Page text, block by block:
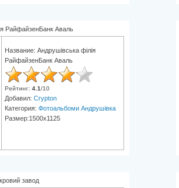
РайфайзенБанк Аваль
Название: Андрушівська філія
РайфайзенБанк Аваль
Рейтинг: 4.1/10
Добавил: Crypton
Категория: Фотоальбоми Андрушівка
Размер:1500x1125
завод